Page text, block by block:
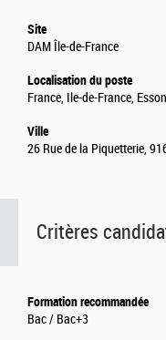
Site
DAM Île-de-France
Localisation du poste
France, Ile-de-France,
Ville
26 Rue de la Piquetterie,
Critères
Formation recommandée
Bac / Bac+3